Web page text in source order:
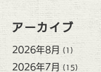
アーカイブ
2026年8月 (1)
2026年7月 (15)